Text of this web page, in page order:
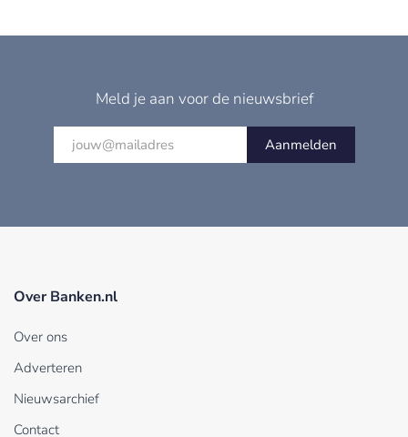
Meld je aan voor de nieuwsbrief
Aanmelden
Over Banken.nl
Over ons
Adverteren
Nieuwsarchief
Contact